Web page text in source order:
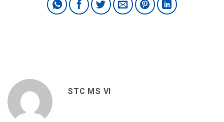
STC MS VI